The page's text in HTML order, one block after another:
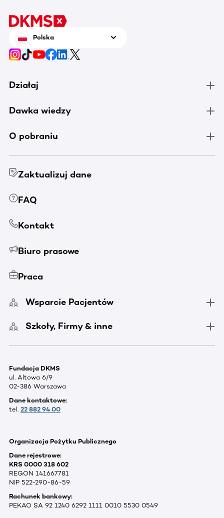
Polska
Działaj
Dawka wiedzy
O pobraniu
Zaktualizuj dane
FAQ
Kontakt
Biuro prasowe
Praca
Wsparcie Pacjentów
Szkoły, Firmy & inne
Fundacja DKMS
ul. Altowa 6/9
02-386 Warszawa
Dane kontaktowe:
tel. 22 882 94 00
Organizacja Pożytku Publicznego
Dane rejestrowe:
KRS 0000 318 602
REGON 141667781
NIP 522-290-86-59
Rachunek bankowy:
PEKAO SA 92 1240 6292 1111 0010 5530 0549